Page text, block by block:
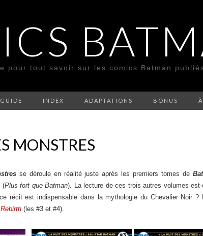
pour tout savoir sur les comics Batman
GUIDE INDEX ADAPTATIONS BONUS
MONSTRES
se déroule en réalité juste après les premiers tomes de
(Plus fort que Batman). La lecture de ces trois autres volumes
récit est indispensable dans la mythologie du Chevalier Noir ?
(les #3 et #4).